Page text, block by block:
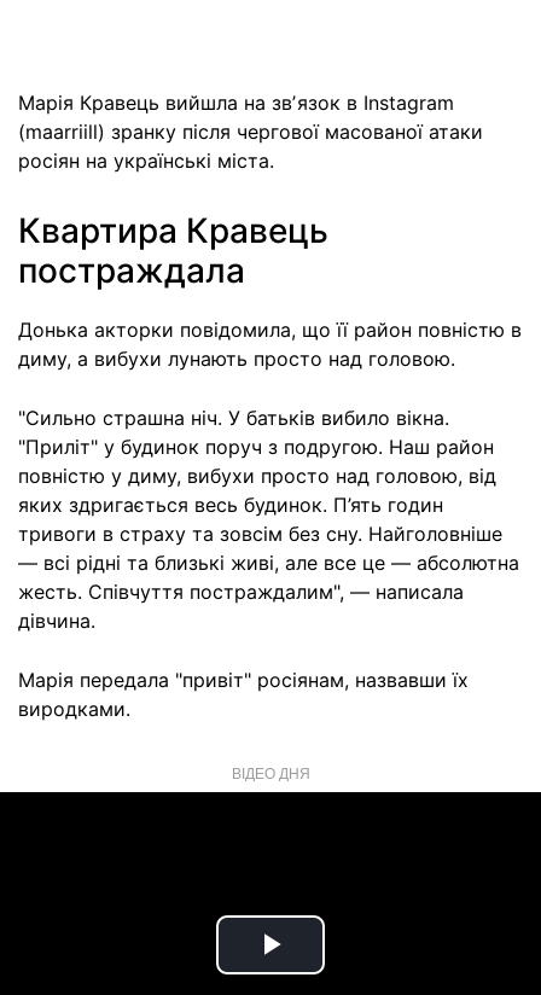
Марія Кравець вийшла на звʼязок в Instagram
(maarriill) зранку після чергової масованої атаки
росіян на українські міста.
Квартира Кравець
постраждала
Донька акторки повідомила, що її район повністю в
диму, а вибухи лунають просто над головою.
"Сильно страшна ніч. У батьків вибило вікна.
"Приліт" у будинок поруч з подругою. Наш район
повністю у диму, вибухи просто над головою, від
яких здригається весь будинок. П’ять годин
тривоги в страху та зовсім без сну. Найголовніше
— всі рідні та близькі живі, але все це — абсолютна
жесть. Співчуття постраждалим", — написала
дівчина.
Марія передала "привіт" росіянам, назвавши їх
виродками.
ВІДЕО ДНЯ
Play